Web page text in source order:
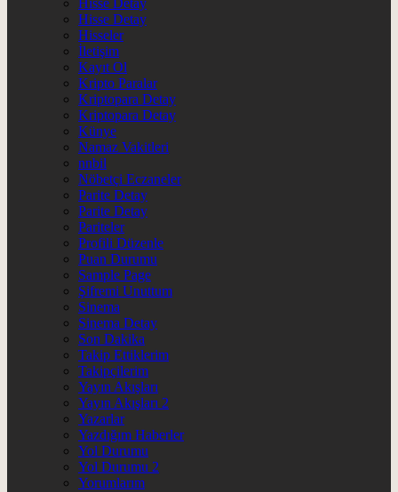
Hisse Detay
Hisse Detay
Hisseler
İletişim
Kayıt Ol
Kripto Paralar
Kriptopara Detay
Kriptopara Detay
Künye
Namaz Vakitleri
nnbil
Nöbetçi Eczaneler
Parite Detay
Parite Detay
Pariteler
Profili Düzenle
Puan Durumu
Sample Page
Şifremi Unuttum
Sinema
Sinema Detay
Son Dakika
Takip Ettiklerim
Takipçilerim
Yayın Akışları
Yayın Akışları 2
Yazarlar
Yazdığım Haberler
Yol Durumu
Yol Durumu 2
Yorumlarım